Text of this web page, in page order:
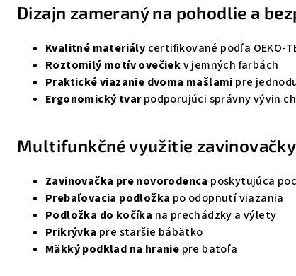
Dizajn zameraný na pohodlie a
Kvalitné materiály certifikované podľa OEKO-
Roztomilý motív ovečiekv jemných farbách
Praktické viazanie dvoma mašľami pre
Ergonomický tvarpodporujúci správny vývin
Multifunkčné využitie zavinovačky
Zavinovačka pre novorodenca poskytujúca
Prebaľovacia podložka po odopnutí viazania
Podložka do kočíka na prechádzky a výlety
Prikrývka pre staršie bábätko
Mäkký podklad na hranie pre batoľa